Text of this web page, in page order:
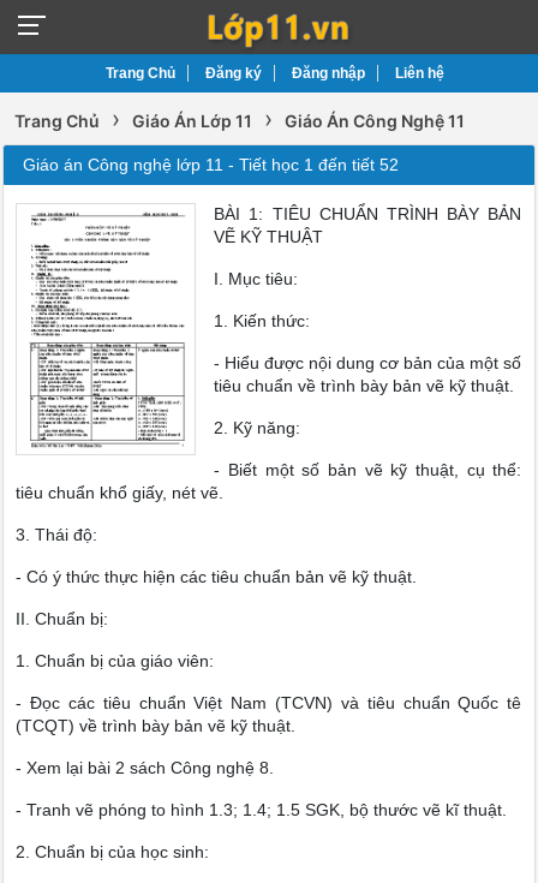
Trang Chủ Đăng ký Đăng nhập Liên hệ
Trang Chủ › Giáo Án Lớp 11 › Giáo Án Công Nghệ 11
Giáo án Công nghệ lớp 11 - Tiết học 1 đến tiết 52
BÀI 1: TIÊU CHUẨN TRÌNH BÀY BẢN
VẼ KỸ THUẬT
I. Mục tiêu:
1. Kiến thức:
- Hiểu được nội dung cơ bản của một số
tiêu chuẩn về trình bày bản vẽ kỹ thuật.
2. Kỹ năng:
- Biết một số bản vẽ kỹ thuật, cụ thể:
tiêu chuẩn khổ giấy, nét vẽ.
3. Thái độ:
- Có ý thức thực hiện các tiêu chuẩn bản vẽ kỹ thuật.
II. Chuẩn bị:
1. Chuẩn bị của giáo viên:
- Đọc các tiêu chuẩn Việt Nam (TCVN) và tiêu chuẩn Quốc tê
(TCQT) về trình bày bản vẽ kỹ thuật.
- Xem lại bài 2 sách Công nghệ 8.
- Tranh vẽ phóng to hình 1.3; 1.4; 1.5 SGK, bộ thước vẽ kĩ thuật.
2. Chuẩn bị của học sinh: